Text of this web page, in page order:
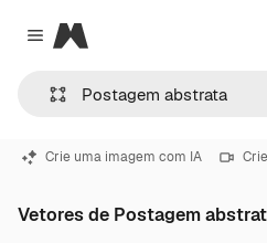
Close menu
Magnific
Crie uma imagem com IA
Vetores de Postagem